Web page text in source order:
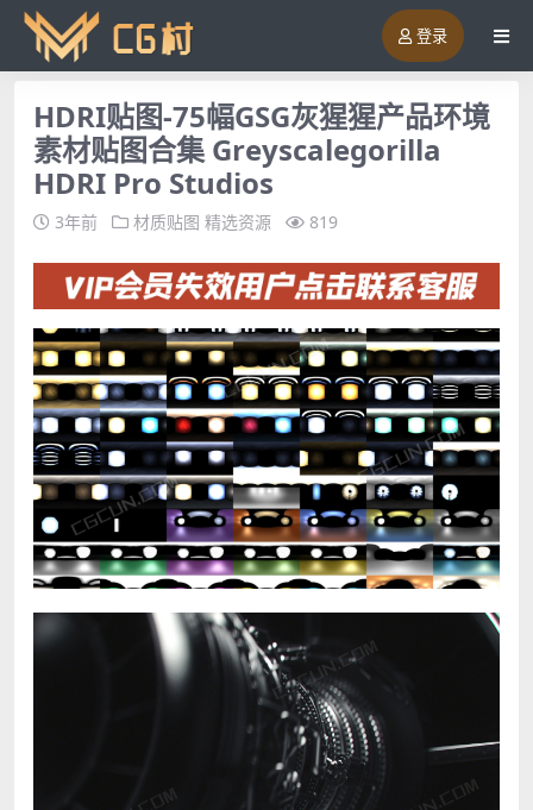
登录
HDRI贴图-75幅GSG灰猩猩产品环境
素材贴图合集 Greyscalegorilla
HDRI Pro Studios
3年前 材质贴图 精选资源 819